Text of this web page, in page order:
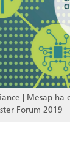
| Mesap ha
Forum 2019